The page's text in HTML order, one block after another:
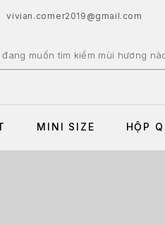
vivian.corner2019@gmail.com
MINI SIZE HỘP